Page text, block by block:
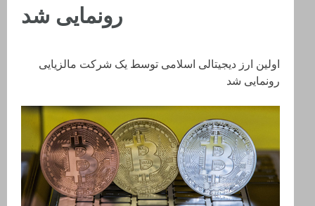
رونمایی شد
اولین ارز دیجیتالی اسلامی توسط یک شرکت مالزیایی
رونمایی شد